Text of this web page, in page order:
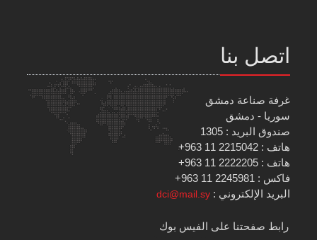
اتصل بنا
غرفة صناعة دمشق
سوريا - دمشق
صندوق البريد : 1305
هاتف : 2215042 11 963+
هاتف : 2222205 11 963+
فاكس : 2245981 11 963+
البريد الإلكتروني :dci@mail.sy
رابط صفحتنا على الفيس بوك